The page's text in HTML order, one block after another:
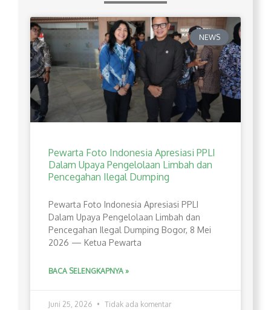
NEWS
Pewarta Foto Indonesia Apresiasi PPLI
Dalam Upaya Pengelolaan Limbah dan
Pencegahan Ilegal Dumping
Pewarta Foto Indonesia Apresiasi PPLI
Dalam Upaya Pengelolaan Limbah dan
Pencegahan Ilegal Dumping Bogor, 8 Mei
2026 — Ketua Pewarta
BACA SELENGKAPNYA »
Juni 25, 2026 Tidak ada komentar